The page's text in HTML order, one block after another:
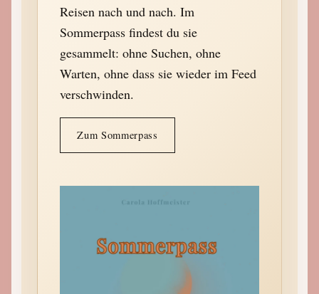
Reisen nach und nach. Im
Sommerpass findest du sie
gesammelt: ohne Suchen, ohne
Warten, ohne dass sie wieder im Feed
verschwinden.
Zum Sommerpass